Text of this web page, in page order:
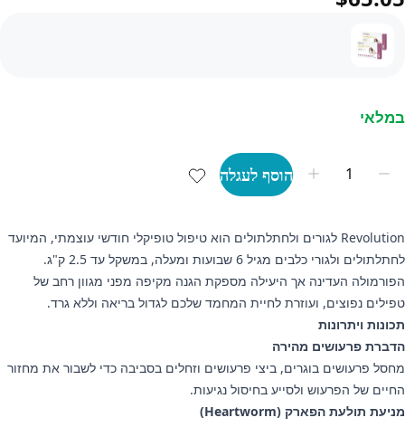
במלאי
הוסף לעגלה
Revolution לגורים ולחתלתולים הוא טיפול טופיקלי חודשי עוצמתי, המיועד
לחתלתולים ולגורי כלבים מגיל 6 שבועות ומעלה, במשקל עד 2.5 ק"ג.
הפורמולה העדינה אך היעילה מספקת הגנה מקיפה מפני מגוון רחב של
טפילים נפוצים, ועוזרת לחיית המחמד שלכם לגדול בריאה וללא גרד.
תכונות ויתרונות
הדברת פרעושים מהירה
מחסל פרעושים בוגרים, ביצי פרעושים וזחלים בסביבה כדי לשבור את מחזור
החיים של הפרעוש ולסייע בחיסול נגיעות.
מניעת תולעת הפארק (Heartworm)